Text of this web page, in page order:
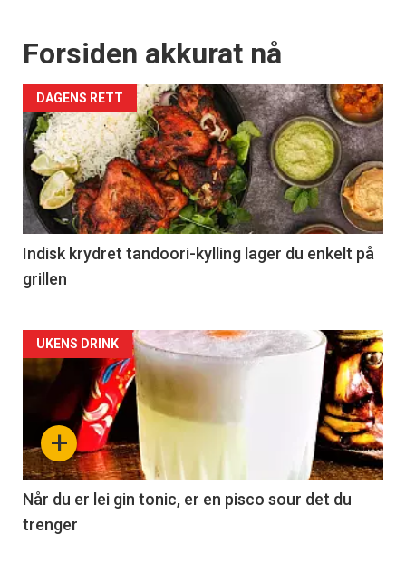
Forsiden akkurat nå
DAGENS RETT
Indisk krydret tandoori-kylling lager du enkelt på
grillen
Forsiden
akkurat
nå
-
2
+
UKENS DRINK
Når du er lei gin tonic, er en pisco sour det du
trenger